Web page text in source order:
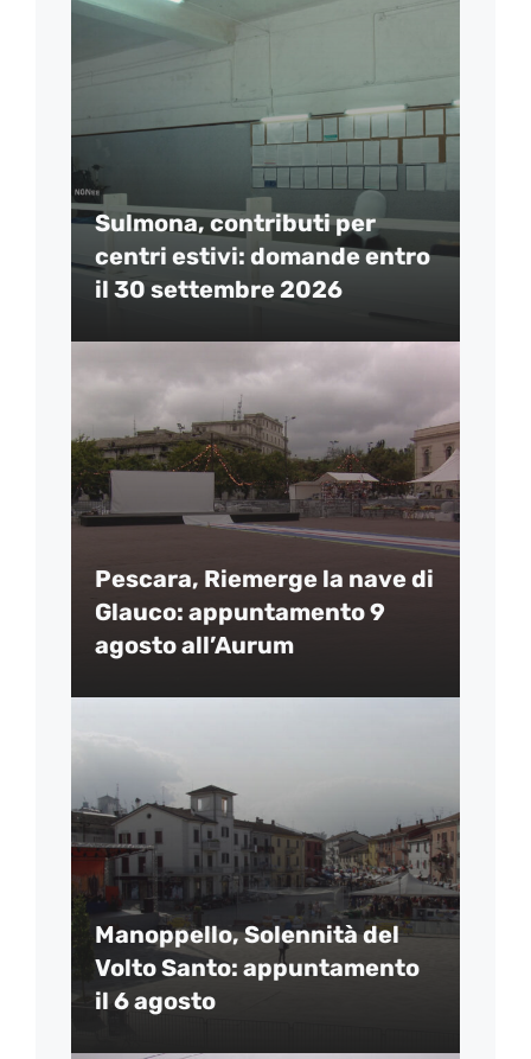
Sulmona, contributi per
centri estivi: domande entro
il 30 settembre 2026
Pescara, Riemerge la nave di
Glauco: appuntamento 9
agosto all’Aurum
Manoppello, Solennità del
Volto Santo: appuntamento
il 6 agosto